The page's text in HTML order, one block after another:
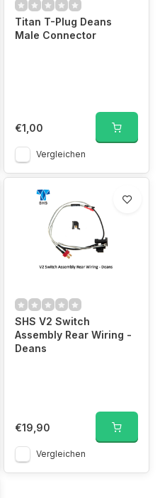
Titan T-Plug Deans
Male Connector
€1,00
Vergleichen
SHS V2 Switch
Assembly Rear Wiring -
Deans
€19,90
Vergleichen